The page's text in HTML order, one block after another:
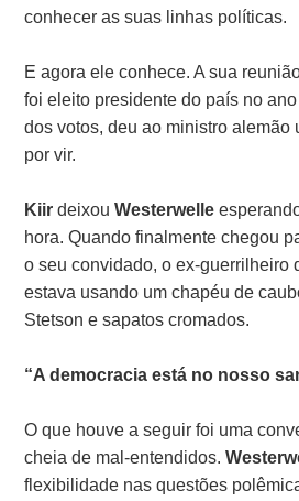
conhecer as suas linhas políticas.
E agora ele conhece. A sua
foi eleito presidente do país no
dos votos, deu ao ministro alemão
por vir.
KiirdeixouWesterwelle
hora. Quando finalmente chegou
o seu convidado, o ex-guerrilheiro
estava usando um chapéu de
Stetson e sapatos cromados.
“A democracia está no nosso
O que houve a seguir foi uma
cheia de mal-entendidos.
flexibilidade nas questões